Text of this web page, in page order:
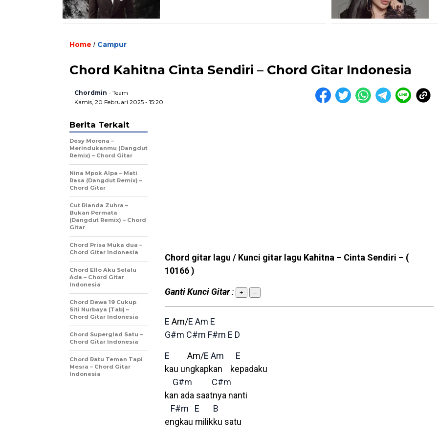
Home / Campur
Chord Kahitna Cinta Sendiri – Chord Gitar Indonesia
Chordmin - Team
Kamis, 20 Februari 2025 - 15:20
Chord gitar lagu / Kunci gitar lagu Kahitna – Cinta Sendiri – (
10166 )
Ganti Kunci Gitar: + –
E Am/E Am E
G#m C#m F#m E D
E Am/E Am
E
kau ungkapkan kepadaku
G#m
C#m
kan ada saatnya nanti
F#m
E
B
engkau milikku satu
Berita Terkait
Desy Morena –
Merindukanmu (Dangdut
Remix) – Chord Gitar
Nina Mpok Alpa – Mati
Rasa (Dangdut Remix) –
Chord Gitar
Cut Rianda Zuhra –
Bukan Permata
(Dangdut Remix) – Chord
Gitar
Chord Prisa Muka dua –
Chord Gitar Indonesia
Chord Ello Aku Selalu
Ada – Chord Gitar
Indonesia
Chord Dewa 19 Cukup
Siti Nurbaya [Tab] –
Chord Gitar Indonesia
Chord Superglad Satu –
Chord Gitar Indonesia
Chord Ratu Teman Tapi
Mesra – Chord Gitar
Indonesia